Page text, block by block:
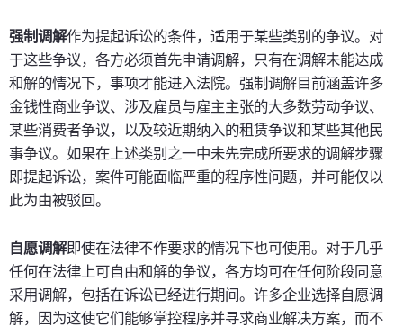
强制调解作为提起诉讼的条件，适用于某些类别的争议。对
于这些争议，各方必须首先申请调解，只有在调解未能达成
和解的情况下，事项才能进入法院。强制调解目前涵盖许多
金钱性商业争议、涉及雇员与雇主主张的大多数劳动争议、
某些消费者争议，以及较近期纳入的租赁争议和某些其他民
事争议。如果在上述类别之一中未先完成所要求的调解步骤
即提起诉讼，案件可能面临严重的程序性问题，并可能仅以
此为由被驳回。
自愿调解即使在法律不作要求的情况下也可使用。对于几乎
任何在法律上可自由和解的争议，各方均可在任何阶段同意
采用调解，包括在诉讼已经进行期间。许多企业选择自愿调
解，因为这使它们能够掌控程序并寻求商业解决方案，而不